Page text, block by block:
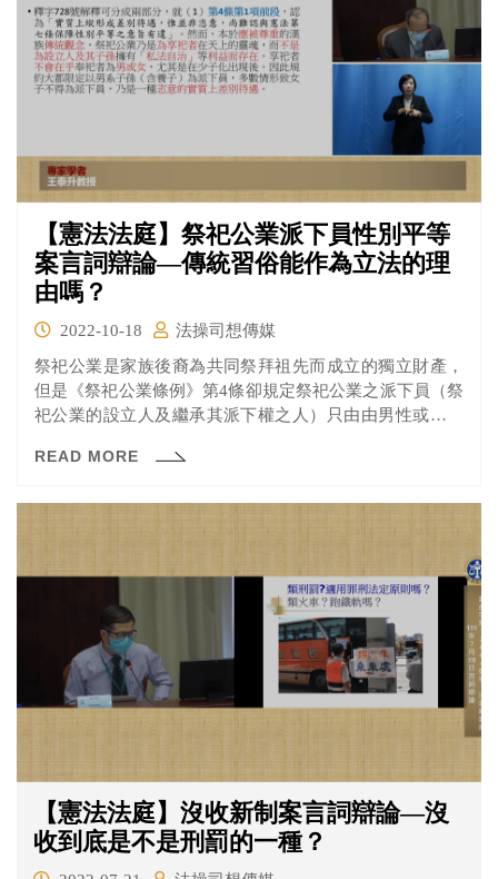
【憲法法庭】祭祀公業派下員性別平等
案言詞辯論—傳統習俗能作為立法的理
由嗎？
2022-10-18
法操司想傳媒
祭祀公業是家族後裔為共同祭拜祖先而成立的獨立財產，
但是《祭祀公業條例》第4條卻規定祭祀公業之派下員（祭
祀公業的設立人及繼承其派下權之人）只由由男性或是未
READ MORE
【憲法法庭】沒收新制案言詞辯論—沒
收到底是不是刑罰的一種？